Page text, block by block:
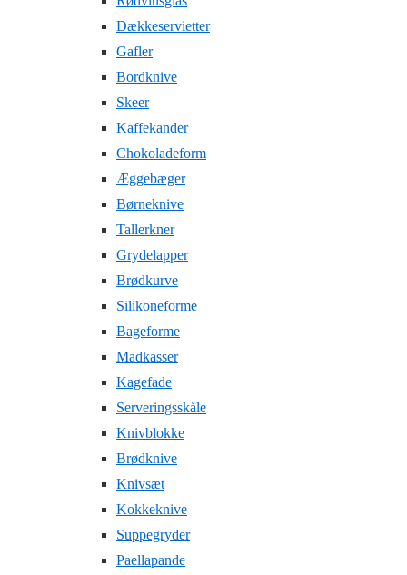
Dækkeservietter
Gafler
Bordknive
Skeer
Kaffekander
Chokoladeform
Æggebæger
Børneknive
Tallerkner
Grydelapper
Brødkurve
Silikoneforme
Bageforme
Madkasser
Kagefade
Serveringsskåle
Knivblokke
Brødknive
Knivsæt
Kokkeknive
Suppegryder
Paellapande